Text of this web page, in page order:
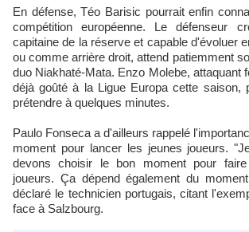
En défense, Téo Barisic pourrait enfin
compétition européenne. Le défenseur
capitaine de la réserve et capable d'évoluer
ou comme arrière droit, attend patiemment
duo Niakhaté-Mata. Enzo Molebe, attaquant
déjà goûté à la Ligue Europa cette saison,
prétendre à quelques minutes.​
Paulo Fonseca a d'ailleurs rappelé
moment pour lancer les jeunes joueurs.
devons choisir le bon moment pour
joueurs. Ça dépend également du
déclaré le technicien portugais, citant
face à Salzbourg.​